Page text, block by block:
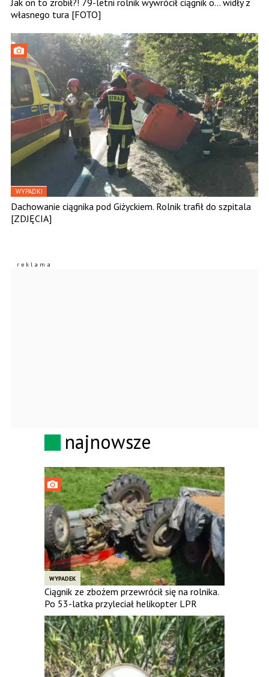
własnego tura [FOTO]
WYPADKI
Dachowanie ciągnika pod Giżyckiem. Rolnik trafił do szpitala
[ZDJĘCIA]
najnowsze
WYPADEK
Ciągnik ze zbożem przewrócił się na rolnika.
Po 53-latka przyleciał helikopter LPR